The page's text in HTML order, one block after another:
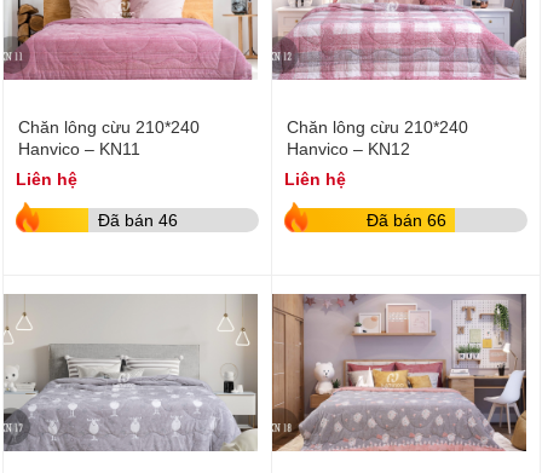
Chăn lông cừu 210*240
Hanvico – KN11
Liên hệ
Đã bán 46
Chăn lông cừu 210*240
Hanvico – KN12
Liên hệ
Đã bán 66